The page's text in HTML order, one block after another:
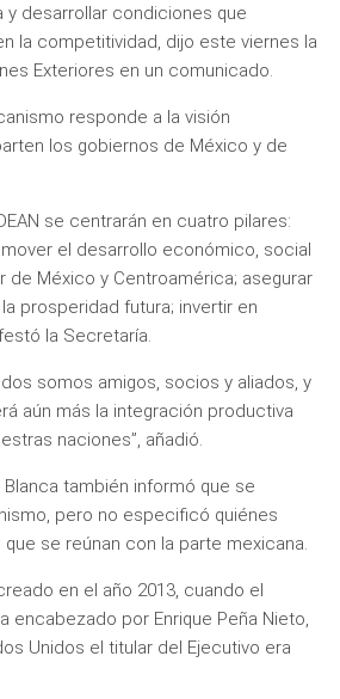
y desarrollar condiciones que
la competitividad, dijo este viernes la
Exteriores en un comunicado.
responde a la visión
los gobiernos de México y de
se centrarán en cuatro pilares:
el desarrollo económico, social
de México y Centroamérica; asegurar
prosperidad futura; invertir en
la Secretaría.
somos amigos, socios y aliados, y
aún más la integración productiva
naciones”, añadió.
también informó que se
pero no especificó quiénes
se reúnan con la parte mexicana.
en el año 2013, cuando el
encabezado por Enrique Peña Nieto,
Unidos el titular del Ejecutivo era